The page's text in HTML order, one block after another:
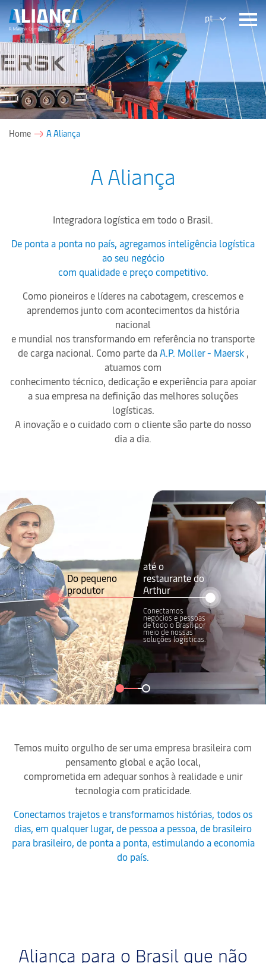
pt
Home A Aliança
A Aliança
Integradora logística em todo o Brasil.
De ponta a ponta no país, agregamos inteligência logística
ao seu negócio
com qualidade e preço competitivo.
Como pioneiros e líderes na cabotagem, crescemos e
aprendemos junto com acontecimentos da história
nacional
e mundial nos transformando em referência no transporte
de carga nacional. Como parte daA.P. Moller - Maersk ,
atuamos com
conhecimento técnico, dedicação e experiência para apoiar
a sua empresa na definição das melhores soluções
logísticas.
A inovação e o cuidado com o cliente são parte do nosso
dia a dia.
Do pequeno
produtor
até o
restaurante do
Arthur
Conectamos
negócios e pessoas
de todo o Brasil por
meio de nossas
soluções logísticas.
Temos muito orgulho de ser uma empresa brasileira com
pensamento global e ação local,
comprometida em adequar sonhos à realidade e unir
tecnologia com praticidade.
Conectamos trajetos e transformamos histórias, todos os
dias, em qualquer lugar, de pessoa a pessoa, de brasileiro
para brasileiro, de ponta a ponta, estimulando a economia
do país.
Aliança para o Brasil que não